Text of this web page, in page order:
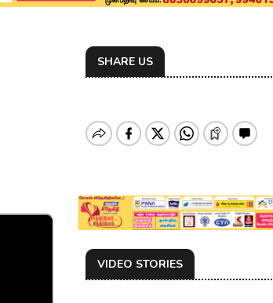
SHARE US
VIDEO STORIES